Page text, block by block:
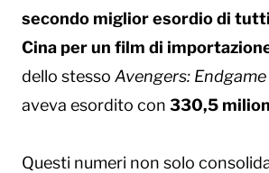
secondo miglior esordio di
Cina per un film di
dello stesso Avengers: Endgame
aveva esordito con 330,5
Questi numeri non solo